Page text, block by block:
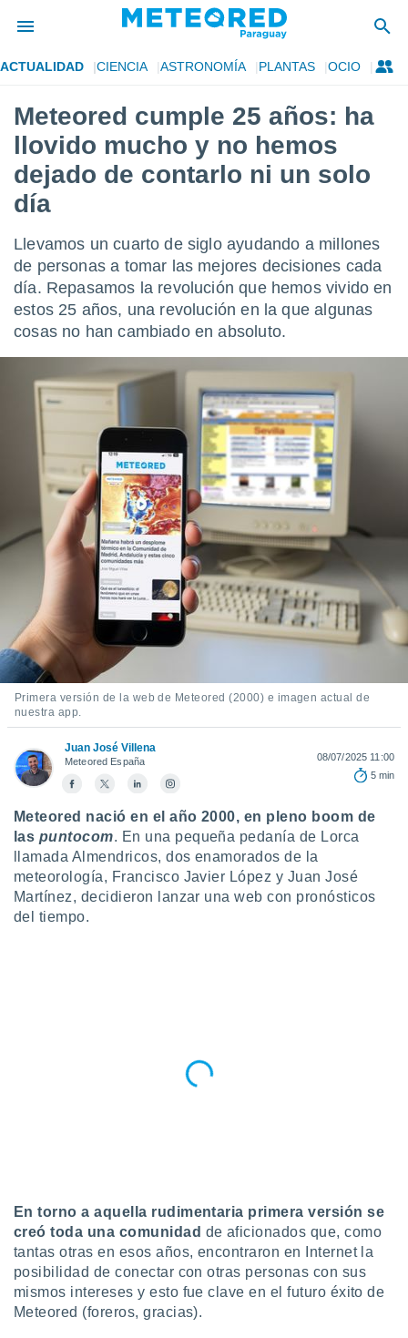
de
ha
por
para
la
que se
a este
las
y
forma
digital
basada
coste.
a la
la
todas
ya sean
nuestros
nos
en
así como
perfil
y
en
más
nuestra
y
aceptar
de
sitio
te
de que
ACEPTAR
Y
CONTINUAR
CONFIGURACIÓN
ACTUALIDAD CIENCIA ASTRONOMÍA PLANTAS OCIO
Meteored cumple 25 años: ha
llovido mucho y no hemos
dejado de contarlo ni un solo
día
Llevamos un cuarto de siglo ayudando a millones
de personas a tomar las mejores decisiones cada
día. Repasamos la revolución que hemos vivido en
estos 25 años, una revolución en la que algunas
cosas no han cambiado en absoluto.
Primera versión de la web de Meteored (2000) e imagen actual de
nuestra app.
Juan José Villena
Meteored España
08/07/2025 11:00
5 min
Meteored nació en el año 2000, en pleno boom de
las puntocom. En una pequeña pedanía de Lorca
llamada Almendricos, dos enamorados de la
meteorología, Francisco Javier López y Juan José
Martínez, decidieron lanzar una web con pronósticos
del tiempo.
En torno a aquella rudimentaria primera versión se
creó toda una comunidad de aficionados que, como
tantas otras en esos años, encontraron en Internet la
posibilidad de conectar con otras personas con sus
mismos intereses y esto fue clave en el futuro éxito de
Meteored (foreros, gracias).